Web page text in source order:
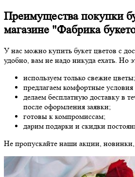
Преимущества покупки
магазине "Фабрика
У нас можно купить букет цветов с
удобно, вам не надо никуда ехать. Но
используем только свежие цветы;
предлагаем комфортные условия
делаем бесплатную доставку в
после оформления заявки;
готовы к компромиссам;
дарим подарки и скидки
Не пропускайте наши акции,